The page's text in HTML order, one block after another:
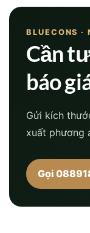
BLUECONS
Cần
báo
Gửi kích
xuất phương
Gọi